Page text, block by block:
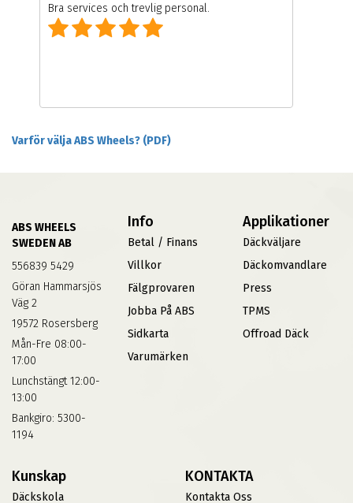
Bra services och trevlig personal.
Varför välja ABS Wheels? (PDF)
ABS WHEELS
SWEDEN AB
556839 5429
Göran Hammarsjös
Väg 2
19572 Rosersberg
Mån-Fre 08:00-
17:00
Lunchstängt 12:00-
13:00
Bankgiro: 5300-
1194
Info
Betal / Finans
Villkor
Fälgprovaren
Jobba På ABS
Sidkarta
Varumärken
Applikationer
Däckväljare
Däckomvandlare
Press
TPMS
Offroad Däck
Kunskap
Däckskola
KONTAKTA
Kontakta Oss